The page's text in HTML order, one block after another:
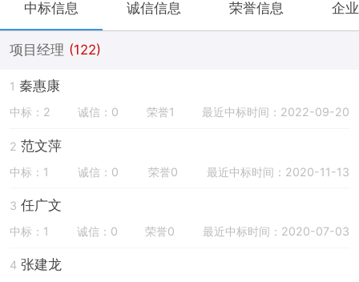
中标信息 诚信信息 荣誉信息 企
项目经理 (122)
1 秦惠康
中标：2 诚信：0 荣誉1 最近中标时间：2022-09-20
2 范文萍
中标：1 诚信：0 荣誉0 最近中标时间：2020-11-13
3 任广文
中标：1 诚信：0 荣誉0 最近中标时间：2020-07-03
4 张建龙